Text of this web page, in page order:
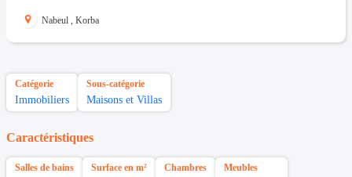
Nabeul , Korba
Catégorie
Immobiliers
Sous-catégorie
Maisons et Villas
Caractéristiques
Salles de bains Surface en m² Chambres Meubles